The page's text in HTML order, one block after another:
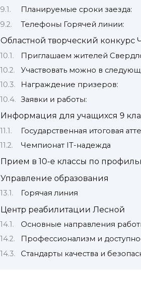
Планируемые сроки заезда:
Телефоны Горячей линии:
Областной творческий конкурс
Приглашаем жителей
Участвовать можно в
Награждение призеров:
Заявки и работы:
Информация для учащихся 9
Государственная итоговая
Чемпионат IT-надежда
Прием в 10-е классы по
Управление образования
Горячая линия
Центр реабилитации Лесной
Основные направления
Профессионализм и
Стандарты качества и